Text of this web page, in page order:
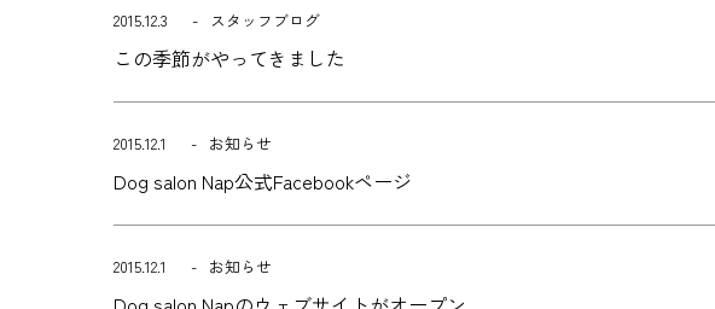
2015.12.3 スタッフブログ
この季節がやってきました
2015.12.1 お知らせ
Dog salon Nap公式Facebookページ
2015.12.1 お知らせ